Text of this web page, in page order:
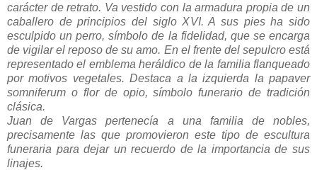
carácter de retrato. Va vestido con la armadura propia de un
caballero de principios del siglo XVI. A sus pies ha sido
esculpido un perro, símbolo de la fidelidad, que se encarga
de vigilar el reposo de su amo. En el frente del sepulcro está
representado el emblema heráldico de la familia flanqueado
por motivos vegetales. Destaca a la izquierda la papaver
somniferum o flor de opio, símbolo funerario de tradición
clásica.
Juan de Vargas pertenecía a una familia de nobles,
precisamente las que promovieron este tipo de escultura
funeraria para dejar un recuerdo de la importancia de sus
linajes.